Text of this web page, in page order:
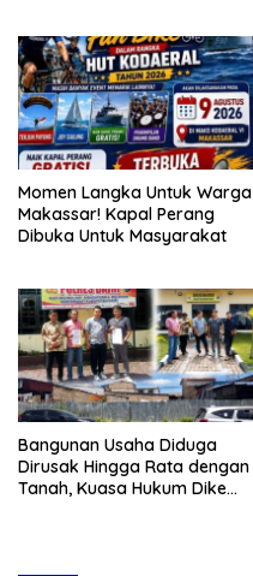
Momen Langka Untuk Warga
Makassar! Kapal Perang
Dibuka Untuk Masyarakat
Bangunan Usaha Diduga
Dirusak Hingga Rata dengan
Tanah, Kuasa Hukum Dike